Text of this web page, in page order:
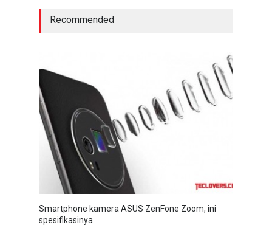
Recommended
Smartphone kamera ASUS ZenFone Zoom, ini
spesifikasinya